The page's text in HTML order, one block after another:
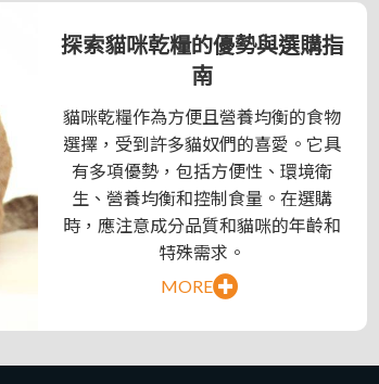
探索貓咪乾糧的優勢與選購指
南
貓咪乾糧作為方便且營養均衡的食物
選擇，受到許多貓奴們的喜愛。它具
有多項優勢，包括方便性、環境衛
生、營養均衡和控制食量。在選購
時，應注意成分品質和貓咪的年齡和
特殊需求。